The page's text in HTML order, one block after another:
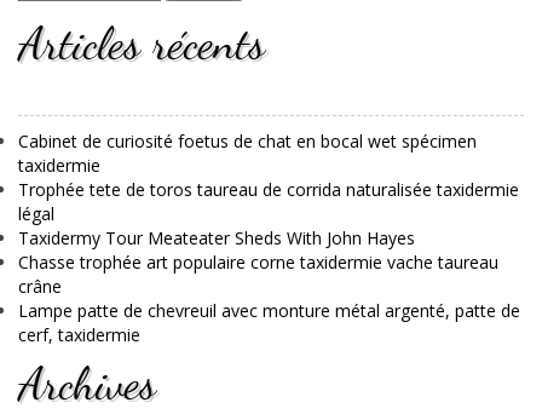
Articles récents
Cabinet de curiosité foetus de chat en bocal wet spécimen
taxidermie
Trophée tete de toros taureau de corrida naturalisée taxidermie
légal
Taxidermy Tour Meateater Sheds With John Hayes
Chasse trophée art populaire corne taxidermie vache taureau
crâne
Lampe patte de chevreuil avec monture métal argenté, patte de
cerf, taxidermie
Archives